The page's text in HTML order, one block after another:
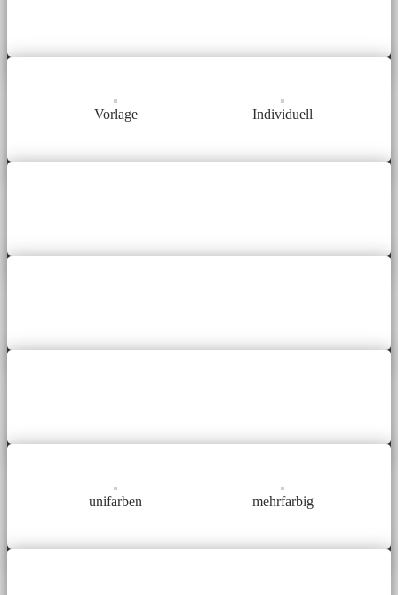
Vorlage Individuell
unifarben mehrfarbig